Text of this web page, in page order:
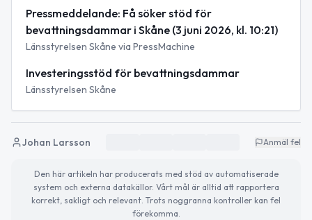
Pressmeddelande: Få söker stöd för
bevattningsdammar i Skåne (3 juni 2026, kl. 10:21)
Länsstyrelsen Skåne via PressMachine
Investeringsstöd för bevattningsdammar
Länsstyrelsen Skåne
Johan Larsson Anmäl fel
Den här artikeln har producerats med stöd av automatiserade
system och externa datakällor. Vårt mål är alltid att rapportera
korrekt, sakligt och relevant. Trots noggranna kontroller kan fel
förekomma.